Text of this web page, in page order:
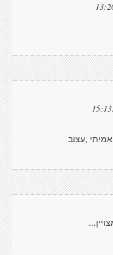
,אמיתי ,עצוב